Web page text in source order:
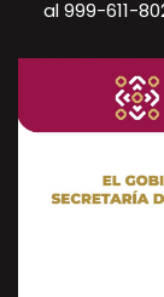
al 999-611-